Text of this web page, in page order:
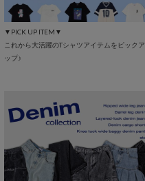
▼PICK UP ITEM▼
これから大活躍のTシャツアイテムをピックア
ップ♪